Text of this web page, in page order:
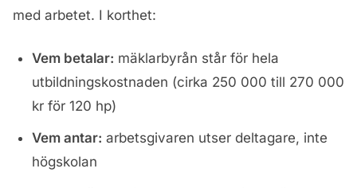
med arbetet. I korthet:
Vem betalar: mäklarbyrån står för hela
utbildningskostnaden (cirka 250 000 till 270 000
kr för 120 hp)
Vem antar: arbetsgivaren utser deltagare, inte
högskolan